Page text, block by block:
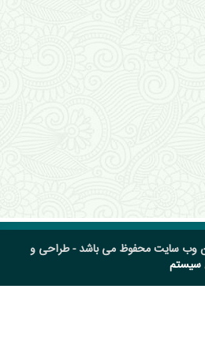
وب سایت محفوظ می باشد - طراحی و
سیستم